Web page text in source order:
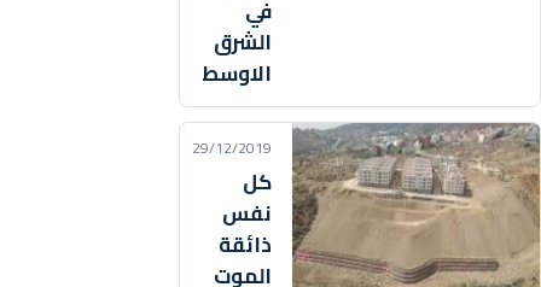
في
الشرق
الاوسط
29/12/2019
كل
نفس
ذائقة
الموت